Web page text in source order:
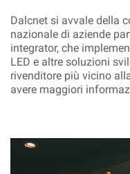
Dalcnet si avvale della
nazionale di aziende
integrator, che
LED e altre soluzioni
rivenditore più vicino
avere maggiori